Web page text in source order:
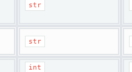
str
str
int